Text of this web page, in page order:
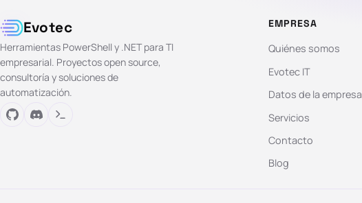
Evotec
Herramientas PowerShell y .NET para TI
empresarial. Proyectos open source,
consultoría y soluciones de
automatización.
EMPRESA
Quiénes somos
Evotec IT
Datos de la empresa
Servicios
Contacto
Blog